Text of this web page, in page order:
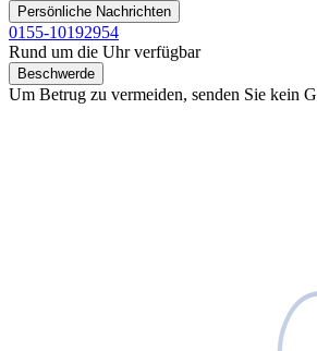
Persönliche Nachrichten
0155-10192954
Rund um die Uhr verfügbar
Beschwerde
Um Betrug zu vermeiden, senden Sie kein